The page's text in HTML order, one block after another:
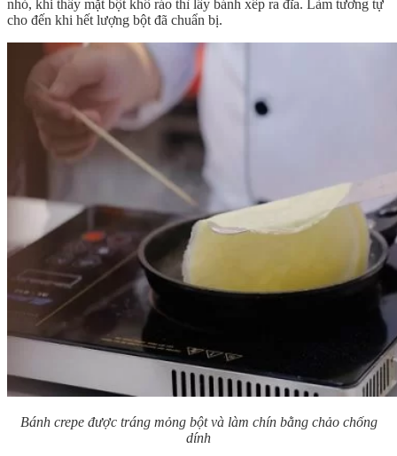
nhỏ, khi thấy mặt bột khô ráo thì lấy bánh xếp ra đĩa. Làm tương tự
cho đến khi hết lượng bột đã chuẩn bị.
Bánh crepe được tráng mỏng bột và làm chín bằng chảo chống
dính